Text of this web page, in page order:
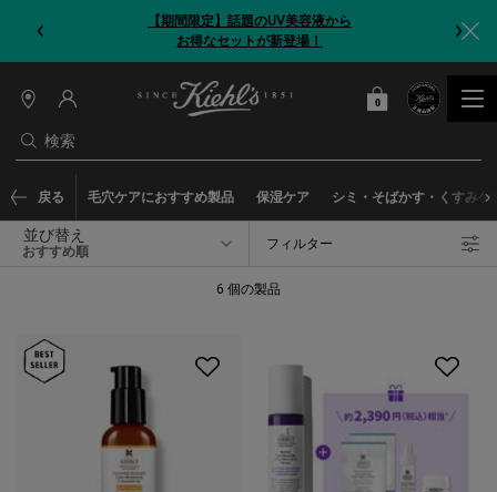
【期間限定】話題のUV美容液から
お得なセットが新登場！
検索
店
情
報
カート
0
0 カート内の製品
戻る
毛穴ケアにおすすめ製品 保湿ケア シミ・そばかす・くすみケ
並び替え フィルター
フィルターメニュー
6 個の製品